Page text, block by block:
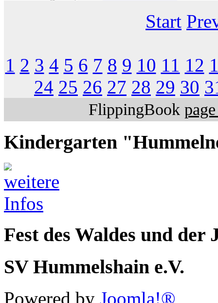
Start
1 2 3 4 5 6 7 8 9 10 11 12
24 25 26 27 28 29 30
FlippingBook
Kindergarten
Fest des Waldes und der
SV Hummelshain e.V.
Powered by Joomla!®